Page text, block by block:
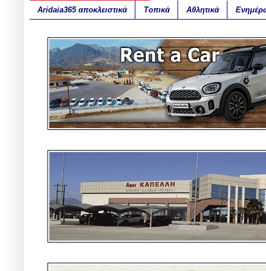
Aridaia365 αποκλειστικά Τοπικά Αθλητικά